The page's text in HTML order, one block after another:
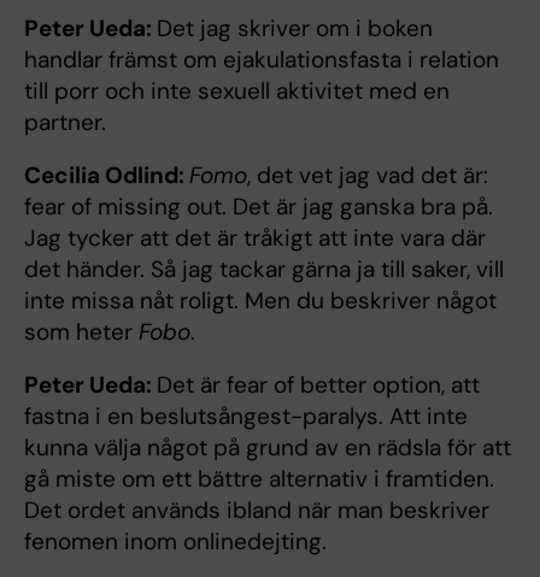
Peter Ueda: Det jag skriver om i boken
handlar främst om ejakulationsfasta i relation
till porr och inte sexuell aktivitet med en
partner.
Cecilia Odlind: Fomo, det vet jag vad det är:
fear of missing out. Det är jag ganska bra på.
Jag tycker att det är tråkigt att inte vara där
det händer. Så jag tackar gärna ja till saker, vill
inte missa nåt roligt. Men du beskriver något
som heter Fobo.
Peter Ueda: Det är fear of better option, att
fastna i en beslutsångest-paralys. Att inte
kunna välja något på grund av en rädsla för att
gå miste om ett bättre alternativ i framtiden.
Det ordet används ibland när man beskriver
fenomen inom onlinedejting.